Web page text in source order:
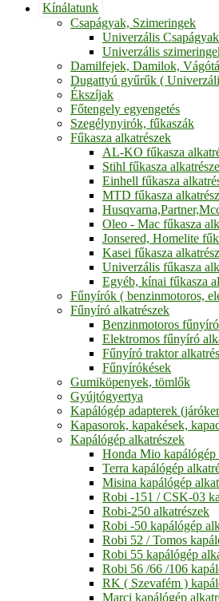
Kínálatunk
Csapágyak, Szimeringek
Univerzális Csapágyak
Univerzális
Damilfejek, Damilok,
Dugattyú gyűrűk (
Ékszíjak
Főtengely egyengetés
Szegélynyirók, fűkaszák
Fűkasza alkatrészek
AL-KO fűkasza
Stihl fűkasza
Einhell fűkasza
MTD fűkasza
Oleo - Mac fűkasza
Jonsered, Homelite
Kasei fűkasza
Univerzális fűkasza
Egyéb, kínai fűkasza
Fűnyírók ( benzinmotoros,
Fűnyíró alkatrészek
Benzinmotoros
Elektromos fűnyíró
Fűnyíró traktor
Fűnyírókések
Gumiköpenyek, tömlők
Gyújtógyertya
Kapálógép adapterek
Kapasorok, kapakések,
Kapálógép alkatrészek
Honda Mio kapálógép
Terra kapálógép
Misina kapálógép
Robi -151 / CSK-03
Robi-250 alkatrészek
Robi -50 kapálógép
Robi 52 / Tomos
Robi 55 kapálógép
Robi 56 /66 /106
RK ( Szevafém )
Marci kapálógép